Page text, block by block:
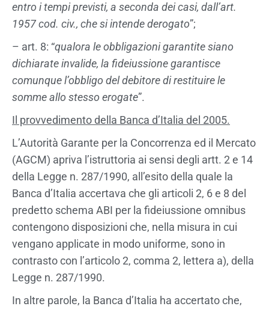
entro i tempi previsti, a seconda dei casi, dall’art.
1957 cod. civ., che si intende derogato”;
– art. 8: “qualora le obbligazioni garantite siano
dichiarate invalide, la fideiussione garantisce
comunque l’obbligo del debitore di restituire le
somme allo stesso erogate”.
Il provvedimento della Banca d’Italia del 2005.
L’Autorità Garante per la Concorrenza ed il Mercato
(AGCM) apriva l’istruttoria ai sensi degli artt. 2 e 14
della Legge n. 287/1990, all’esito della quale la
Banca d’Italia accertava che gli articoli 2, 6 e 8 del
predetto schema ABI per la fideiussione omnibus
contengono disposizioni che, nella misura in cui
vengano applicate in modo uniforme, sono in
contrasto con l’articolo 2, comma 2, lettera a), della
Legge n. 287/1990.
In altre parole, la Banca d’Italia ha accertato che,